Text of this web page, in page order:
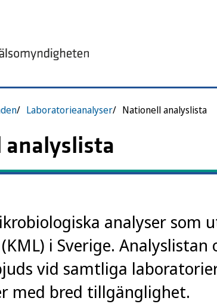
Laboratorieanalyser Nationell analyslista
analyser som
i Sverige.
vid samtliga
med bred tillgänglighet.